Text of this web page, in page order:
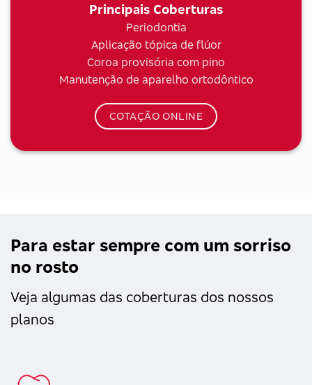
Principais Coberturas
Periodontia
Aplicação tópica de flúor
Coroa provisória com pino
Manutenção de aparelho ortodôntico
COTAÇÃO ONLINE
Para estar sempre com um sorriso
no rosto
Veja algumas das coberturas dos nossos
planos